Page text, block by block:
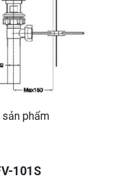
phẩm
101S